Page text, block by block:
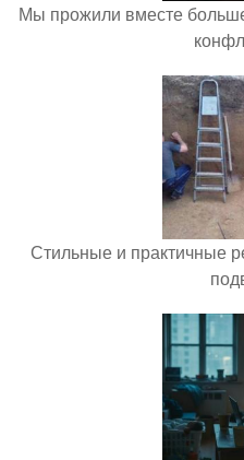
Мы прожили вместе
Стильные и практичные